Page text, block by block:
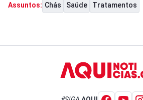
Assuntos: Chás Saúde Tratamentos